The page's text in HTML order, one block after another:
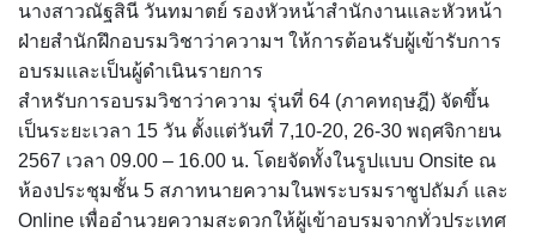
นางสาวณัฐสินี วันทมาตย์ รองหัวหน้าสำนักงานและหัวหน้า
ฝ่ายสำนักฝึกอบรมวิชาว่าความฯ ให้การต้อนรับผู้เข้ารับการ
อบรมและเป็นผู้ดำเนินรายการ
สำหรับการอบรมวิชาว่าความ รุ่นที่ 64 (ภาคทฤษฎี) จัดขึ้น
เป็นระยะเวลา 15 วัน ตั้งแต่วันที่ 7,10-20, 26-30 พฤศจิกายน
2567 เวลา 09.00 – 16.00 น. โดยจัดทั้งในรูปแบบ Onsite ณ
ห้องประชุมชั้น 5 สภาทนายความในพระบรมราชูปถัมภ์ และ
Online เพื่ออำนวยความสะดวกให้ผู้เข้าอบรมจากทั่วประเทศ